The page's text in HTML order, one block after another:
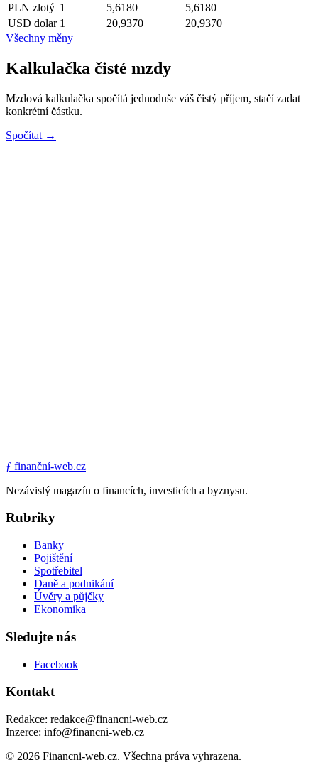
PLN zlotý 1 5,6180
5,6180
USD dolar 1 20,9370
20,9370
Všechny měny
Kalkulačka čisté mzdy
Mzdová kalkulačka spočítá jednoduše váš čistý příjem, stačí zadat
konkrétní částku.
Spočítat →
ƒ finanční-web.cz
Nezávislý magazín o financích, investicích a byznysu.
Rubriky
Banky
Pojištění
Spotřebitel
Daně a podnikání
Úvěry a půjčky
Ekonomika
Sledujte nás
Facebook
Kontakt
Redakce: redakce@financni-web.cz
Inzerce: info@financni-web.cz
© 2026 Financni-web.cz. Všechna práva vyhrazena.